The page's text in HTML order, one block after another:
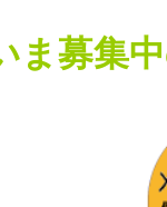
ま募集